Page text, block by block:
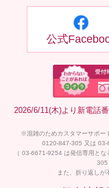
公式
2026/6/11(木)より新電話
※混雑のためカスタマーサポー
0120-847-305 又は 03-
（ 03-6671-9254 は発信専用と
305
また、折り返しが